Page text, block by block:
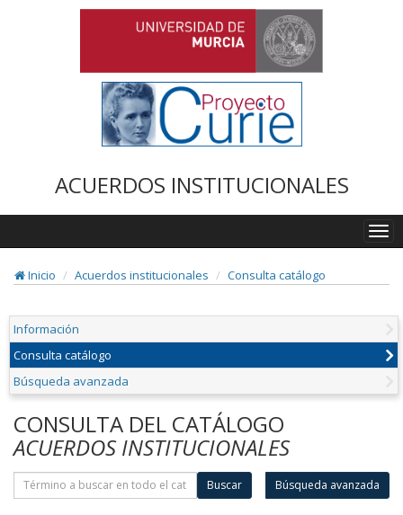
ACUERDOS INSTITUCIONALES
Inicio
Acuerdos institucionales Consulta catálogo
Información
Consulta catálogo
Búsqueda avanzada
CONSULTA DEL CATÁLOGO
ACUERDOS INSTITUCIONALES
Buscar Búsqueda avanzada